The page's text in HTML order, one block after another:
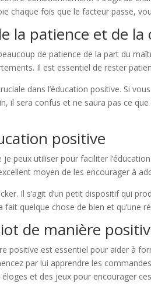
chaque fois que le facteur passe,
la patience et de la
de patience de la part du
Il est essentiel de rester
dans l’éducation positive. Si
il sera confus et ne saura pas ce
positive
peux utiliser pour faciliter
moyen de les encourager à
Il s’agit d’un petit dispositif qui
fait quelque chose de bien et qu’une
de manière
positive est essentiel pour aider à
par lui apprendre les
et des jeux pour encourager